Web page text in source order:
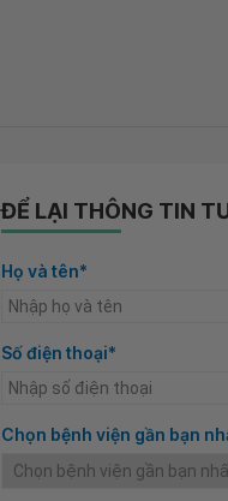
ĐỂ LẠI THÔNG TIN
Họ và tên*
Số điện thoại*
Chọn bệnh viện gần bạn